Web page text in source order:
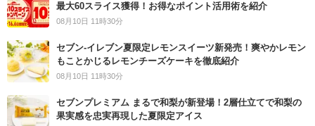
最大60スライス獲得！お得なポイント活用術を紹介
08月10日 11時30分
セブン‐イレブン夏限定レモンスイーツ新発売！爽やかレモン
もことかじるレモンチーズケーキを徹底紹介
08月10日 11時30分
セブンプレミアム まるで和梨が新登場！2層仕立てで和梨の
果実感を忠実再現した夏限定アイス